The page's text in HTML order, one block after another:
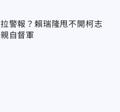
警報？賴瑞隆甩不開柯志
自督軍